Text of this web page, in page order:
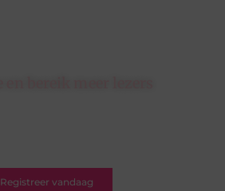
Registreer vandaag